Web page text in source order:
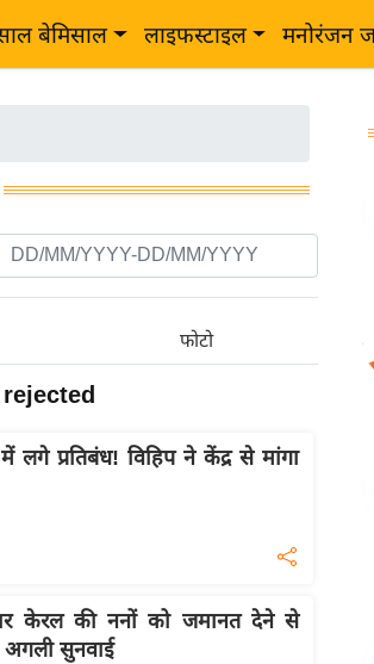
बेमिसाल लाइफस्टाइल मनोरंजन
फोटो
लगे प्रतिबंध! विहिप ने केंद्र से मांगा
केरल की ननों को जमानत देने से
अगली सुनवाई